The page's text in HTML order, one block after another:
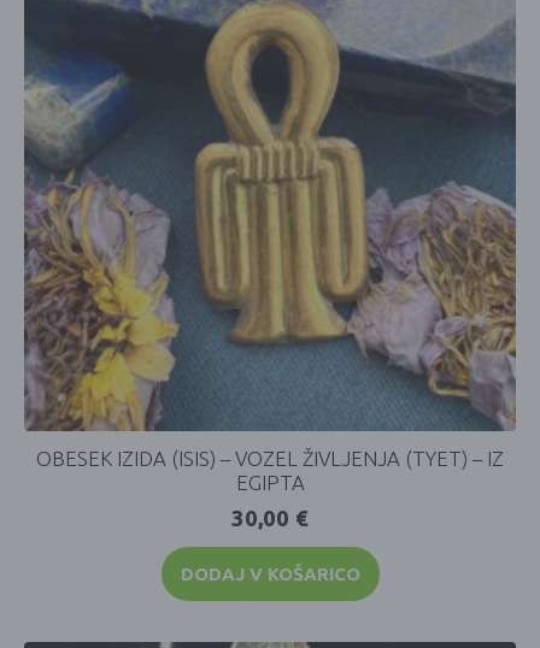
OBESEK IZIDA (ISIS) – VOZEL ŽIVLJENJA (TYET) – IZ
EGIPTA
30,00 €
DODAJ V KOŠARICO